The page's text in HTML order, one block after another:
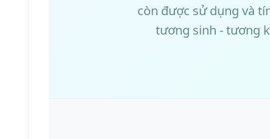
còn được sử dụng và
tương sinh - tương